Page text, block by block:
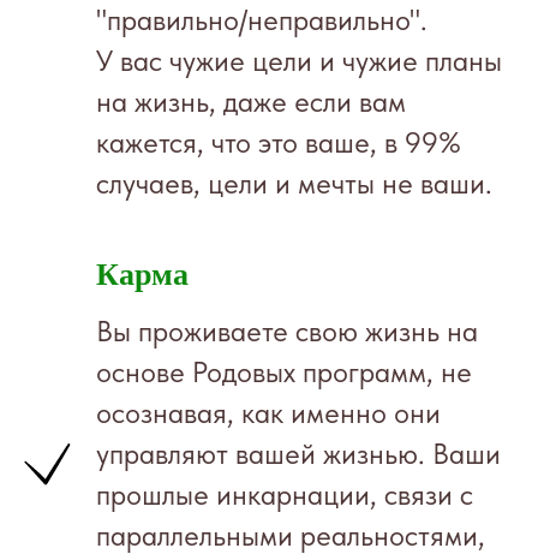
"правильно/неправильно".
У вас чужие цели и чужие планы
на жизнь, даже если вам
кажется, что это ваше, в 99%
случаев, цели и мечты не ваши.
Карма
Вы проживаете свою жизнь на
основе Родовых программ, не
осознавая, как именно они
управляют вашей жизнью. Ваши
прошлые инкарнации, связи с
параллельными реальностями,